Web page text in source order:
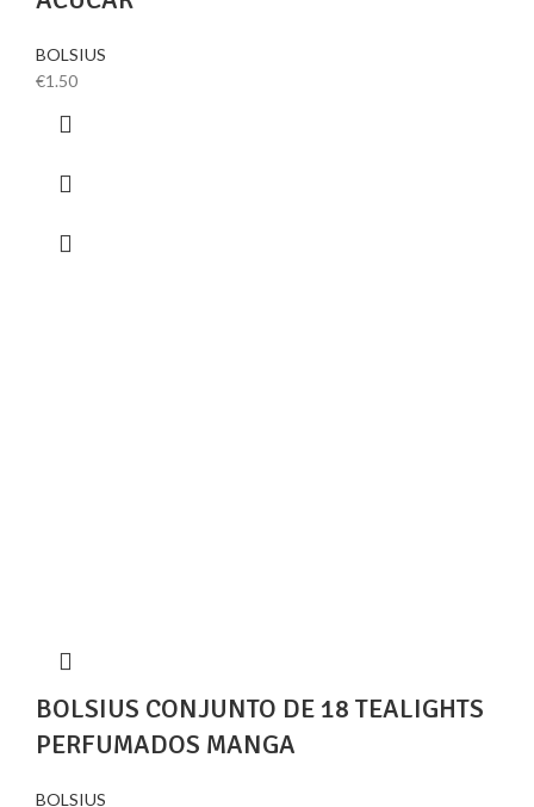
BOLSIUS
€1.50
BOLSIUS CONJUNTO DE 18 TEALIGHTS
PERFUMADOS MANGA
BOLSIUS